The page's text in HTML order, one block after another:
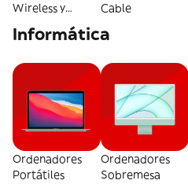
Wireless y
Cable
Informática
Ordenadores
Portátiles
Ordenadores
Sobremesa